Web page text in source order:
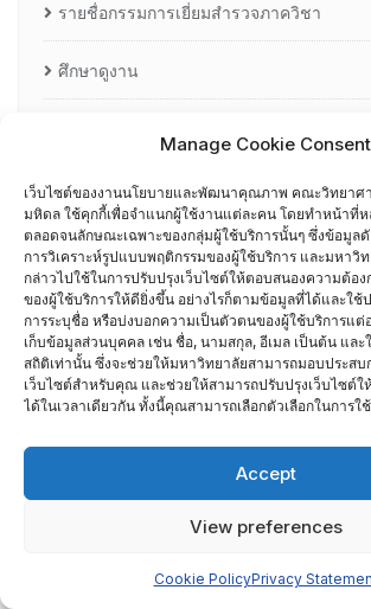
Manage Cookie Consent
เว็บไซต์ของงานนโยบายและพัฒนาคุณภาพ คณะวิทยาศ
มหิดล ใช้คุกกี้เพื่อจำแนกผู้ใช้งานแต่ละคน โดยทำหน้าที่
ตลอดจนลักษณะเฉพาะของกลุ่มผู้ใช้บริการนั้นๆ ซึ่งข้อมูล
การวิเคราะห์รูปแบบพฤติกรรมของผู้ใช้บริการ และมหาวิ
กล่าวไปใช้ในการปรับปรุงเว็บไซต์ให้ตอบสนองความต้อง
ของผู้ใช้บริการให้ดียิ่งขึ้น อย่างไรก็ตามข้อมูลที่ได้และใช้
การระบุชื่อ หรือบ่งบอกความเป็นตัวตนของผู้ใช้บริการแต่
เก็บข้อมูลส่วนบุคคล เช่น ชื่อ, นามสกุล, อีเมล เป็นต้น และ
สถิติเท่านั้น ซึ่งจะช่วยให้มหาวิทยาลัยสามารถมอบประส
เว็บไซต์สำหรับคุณ และช่วยให้สามารถปรับปรุงเว็บไซต์
ได้ในเวลาเดียวกัน ทั้งนี้คุณสามารถเลือกตัวเลือกในการใ
Accept
View preferences
Cookie PolicyPrivacy
รายชื่อกรรมการเยี่ยมสำรวจภาควิชา
ศึกษาดูงาน
การอบรมพัฒนาหัวหน้าภาควิชา (HDP)
คณะกรรมการรับเรื่องร้องเรียน
คณะผู้บริหารคณะวิทยาศาสตร์ ที่ผ่านก
คุณภาพ